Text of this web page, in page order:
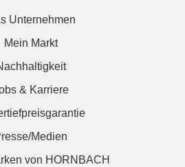
Unternehmen
Mein Markt
& Karriere
Medien
von HORNBACH